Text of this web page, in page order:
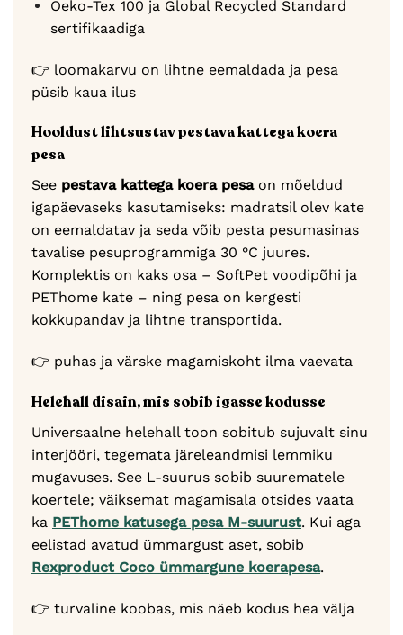
Oeko-Tex 100 ja Global Recycled Standard
sertifikaadiga
👉 loomakarvu on lihtne eemaldada ja pesa
püsib kaua ilus
Hooldust lihtsustav pestava kattega koera
pesa
See pestava kattega koera pesaon mõeldud
igapäevaseks kasutamiseks: madratsil olev kate
on eemaldatav ja seda võib pesta pesumasinas
tavalise pesuprogrammiga 30 °C juures.
Komplektis on kaks osa – SoftPet voodipõhi ja
PEThome kate – ning pesa on kergesti
kokkupandav ja lihtne transportida.
👉 puhas ja värske magamiskoht ilma vaevata
Helehall disain, mis sobib igasse kodusse
Universaalne helehall toon sobitub sujuvalt sinu
interjööri, tegemata järeleandmisi lemmiku
mugavuses. See L-suurus sobib suurematele
koertele; väiksemat magamisala otsides vaata
ka PEThome katusega pesa M-suurust. Kui aga
eelistad avatud ümmargust aset, sobib
Rexproduct Coco ümmargune koerapesa.
👉 turvaline koobas, mis näeb kodus hea välja